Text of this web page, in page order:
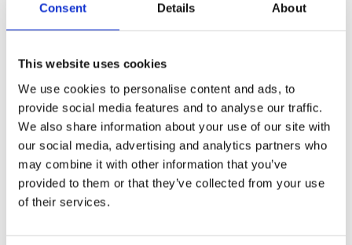
Consent Details About
This website uses cookies
We use cookies to personalise content and ads, to
provide social media features and to analyse our traffic.
We also share information about your use of our site with
our social media, advertising and analytics partners who
may combine it with other information that you’ve
provided to them or that they’ve collected from your use
of their services.